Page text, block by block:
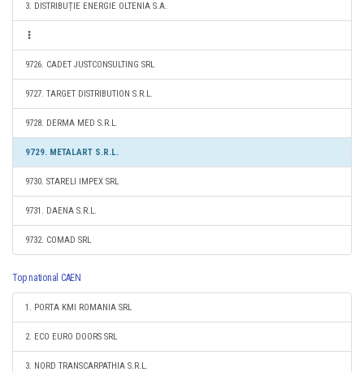
3. DISTRIBUȚIE ENERGIE OLTENIA S.A.
9726. CADET JUSTCONSULTING SRL
9727. TARGET DISTRIBUTION S.R.L.
9728. DERMA MED S.R.L.
9729. METALART S.R.L.
9730. STARELI IMPEX SRL
9731. DAENA S.R.L.
9732. COMAD SRL
Top national CAEN
1. PORTA KMI ROMANIA SRL
2. ECO EURO DOORS SRL
3. NORD TRANSCARPATHIA S.R.L.